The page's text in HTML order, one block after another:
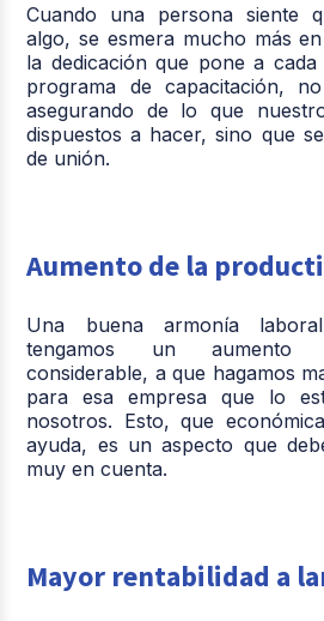
Cuando una persona siente
algo, se esmera mucho más
la dedicación que pone a
programa de capacitación,
asegurando de lo que
dispuestos a hacer, sino que
de unión.
Aumento de la
Una buena armonía
tengamos un
aumento
considerable, a que hagamos
para esa empresa que lo
nosotros. Esto, que
ayuda, es un aspecto que
muy en cuenta.
Mayor rentabilidad a